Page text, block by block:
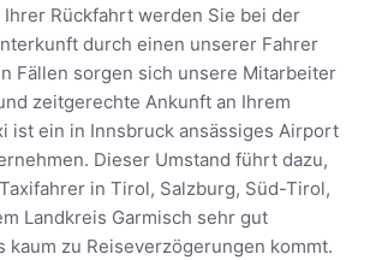
Rückfahrt werden Sie bei der
durch einen unserer Fahrer
Fällen sorgen sich unsere Mitarbeiter
zeitgerechte Ankunft an Ihrem
ist ein in Innsbruck ansässiges Airport
Dieser Umstand führt dazu,
in Tirol, Salzburg, Süd-Tirol,
Landkreis Garmisch sehr gut
kaum zu Reiseverzögerungen kommt.